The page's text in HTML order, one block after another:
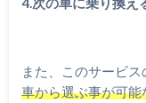
また、このサービス
車から選ぶ事が可